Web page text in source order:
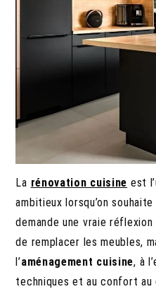
La rénovation cuisine est
ambitieux lorsqu’on
demande une vraie
de remplacer les meubles,
l’aménagement cuisine, à
techniques et au confort au